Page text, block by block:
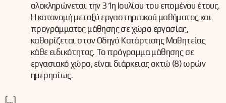
ολοκληρώνεται την 31η Ιουλίου του επομένου έτους.
Η κατανομή μεταξύ εργαστηριακού μαθήματος και
προγράμματος μάθησης σε χώρο εργασίας,
καθορίζεται στον Οδηγό Κατάρτισης Μαθητείας
κάθε ειδικότητας. Το πρόγραμμα μάθησης σε
εργασιακό χώρο, είναι διάρκειας οκτώ (8) ωρών
ημερησίως.
[…]